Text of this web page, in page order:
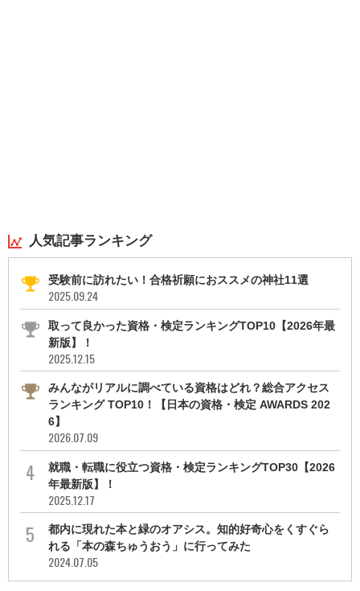
人気記事ランキング
受験前に訪れたい！合格祈願におススメの神社11選
2025.09.24
取って良かった資格・検定ランキングTOP10【2026年最
新版】！
2025.12.15
みんながリアルに調べている資格はどれ？総合アクセス
ランキング TOP10！【日本の資格・検定 AWARDS 202
6】
2026.07.09
就職・転職に役立つ資格・検定ランキングTOP30【2026
年最新版】！
2025.12.17
都内に現れた本と緑のオアシス。知的好奇心をくすぐら
れる「本の森ちゅうおう」に行ってみた
2024.07.05